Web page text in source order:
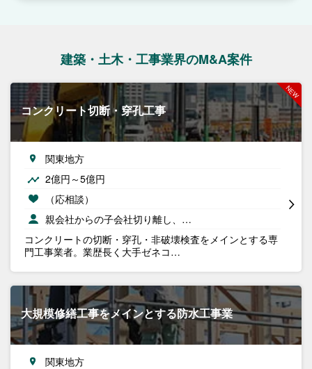
建築・土木・工事業界のM&A案件
コンクリート切断・穿孔工事
関東地方
2億円～5億円
（応相談）
親会社からの子会社切り離し、…
コンクリートの切断・穿孔・非破壊検査をメインとする専
門工事業者。業歴長く大手ゼネコ…
大規模修繕工事をメインとする防水工事業
関東地方